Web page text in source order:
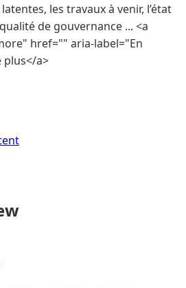
les travaux à venir, l’état
de gouvernance ... <a
href="" aria-label="En
plus</a>